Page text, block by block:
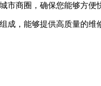
市商圈，确保您能够方便
成，能够提供高质量的维